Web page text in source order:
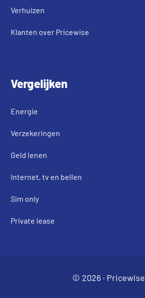
Verhuizen
Klanten over Pricewise
Vergelijken
Energie
Verzekeringen
Geld lenen
Internet, tv en bellen
Sim only
Private lease
© 2026 · Pricewise